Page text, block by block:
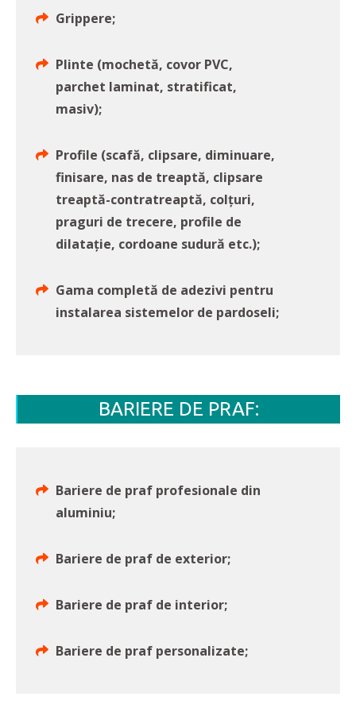
Grippere;
Plinte (mochetă, covor PVC,
parchet laminat, stratificat,
masiv);
Profile (scafă, clipsare, diminuare,
finisare, nas de treaptă, clipsare
treaptă-contratreaptă, colțuri,
praguri de trecere, profile de
dilatație, cordoane sudură etc.);
Gama completă de adezivi pentru
instalarea sistemelor de pardoseli;
BARIERE DE PRAF:
Bariere de praf profesionale din
aluminiu;
Bariere de praf de exterior;
Bariere de praf de interior;
Bariere de praf personalizate;